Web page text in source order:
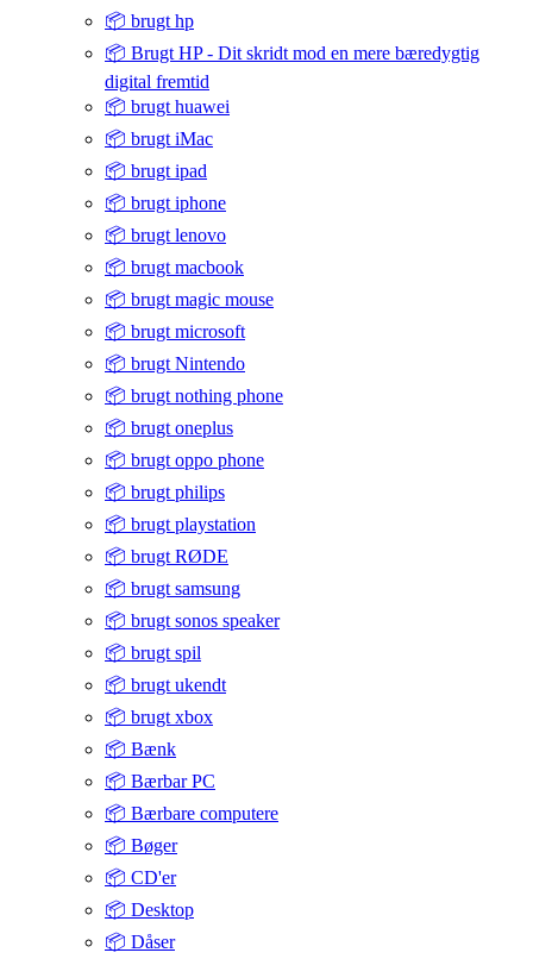
📦 brugt hp
📦 Brugt HP - Dit skridt mod en mere bæredygtig
digital fremtid
📦 brugt huawei
📦 brugt iMac
📦 brugt ipad
📦 brugt iphone
📦 brugt lenovo
📦 brugt macbook
📦 brugt magic mouse
📦 brugt microsoft
📦 brugt Nintendo
📦 brugt nothing phone
📦 brugt oneplus
📦 brugt oppo phone
📦 brugt philips
📦 brugt playstation
📦 brugt RØDE
📦 brugt samsung
📦 brugt sonos speaker
📦 brugt spil
📦 brugt ukendt
📦 brugt xbox
📦 Bænk
📦 Bærbar PC
📦 Bærbare computere
📦 Bøger
📦 CD'er
📦 Desktop
📦 Dåser